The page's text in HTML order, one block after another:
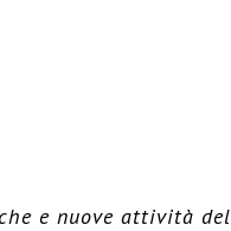
e nuove attività del